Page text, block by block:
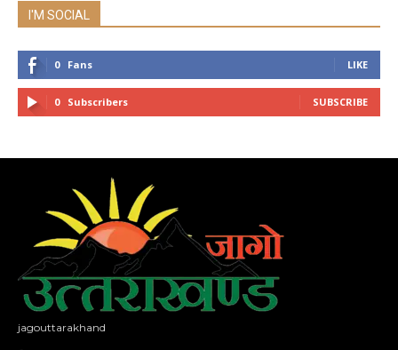
I'M SOCIAL
0 Fans LIKE
0 Subscribers SUBSCRIBE
jagouttarakhand